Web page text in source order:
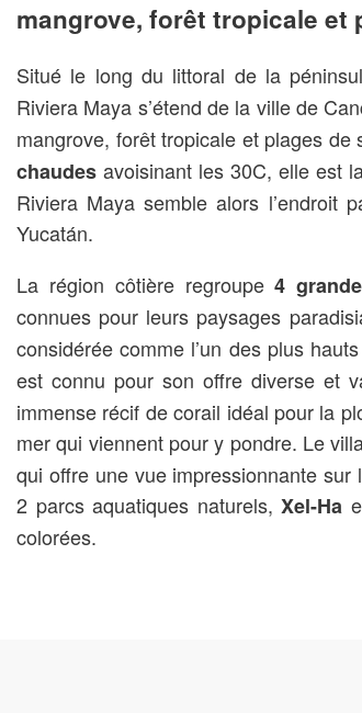
mangrove, forêt tropicale et
Situé le long du littoral de la
Riviera Maya s’étend de la ville de
mangrove, forêt tropicale et plages de
chaudes avoisinant les 30C, elle est
Riviera Maya semble alors l’endroit
Yucatán.
La région côtière regroupe4
connues pour leurs paysages
considérée comme l’un des plus
est connu pour son offre diverse et
immense récif de corail idéal pour la
mer qui viennent pour y pondre. Le
qui offre une vue impressionnante
2 parcs aquatiques naturels, Xel-Ha
colorées.